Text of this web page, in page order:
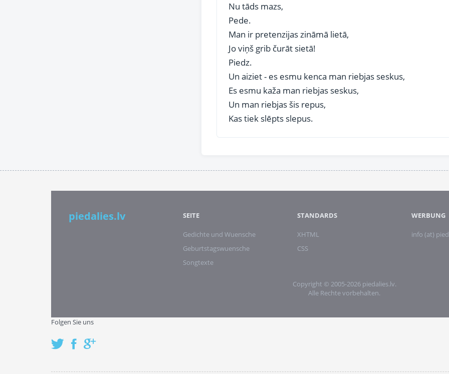
Nu tāds mazs,
Pede.
Man ir pretenzijas zināmā lietā,
Jo viņš grib čurāt sietā!
Piedz.
Un aiziet - es esmu kenca man riebjas seskus,
Es esmu kaža man riebjas seskus,
Un man riebjas šis repus,
Kas tiek slēpts slepus.
piedalies.lv SEITE
Gedichte und Wuensche
Geburtstagswuensche
Songtexte
STANDARDS
XHTML
CSS
WERBUNG
info (at)
Copyright © 2005-2026 piedalies.lv.
Alle Rechte vorbehalten.
Folgen Sie uns